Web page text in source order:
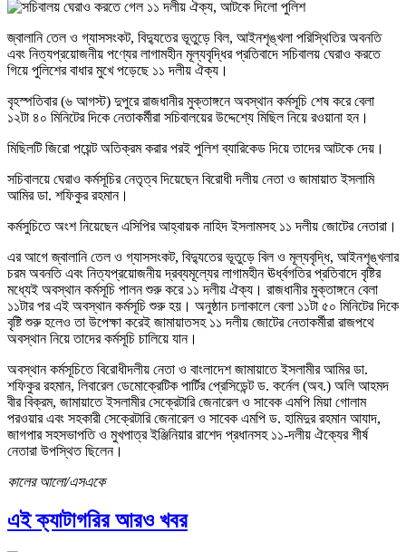
জ্বালানি তেল ও গ্যাসসংকট, বিদ্যুতের ভূতুড়ে বিল, আইনশৃঙ্খলা পরিস্থিতির অবনতি
এবং নিত্যপ্রয়োজনীয় পণ্যের লাগামহীন মূল্যবৃদ্ধির প্রতিবাদে সচিবালয় ঘেরাও করতে
গিয়ে পুলিশের বাধার মুখে পড়েছে ১১ দলীয় ঐক্য।
বৃহস্পতিবার (৬ আগস্ট) দুপুরে রাজধানীর মুক্তাঙ্গনে অবস্থান কর্মসূচি শেষ করে বেলা
১২টা ৪০ মিনিটের দিকে নেতাকর্মীরা সচিবালয়ের উদ্দেশ্যে মিছিল নিয়ে রওয়ানা হন।
মিছিলটি জিরো পয়েন্ট অতিক্রম করার পরই পুলিশ ব্যারিকেড দিয়ে তাদের আটকে দেয়।
সচিবালয়ে ঘেরাও কর্মসূচির নেতৃত্ব দিয়েছেন বিরোধী দলীয় নেতা ও জামায়াত ইসলামি
আমির ডা. শফিকুর রহমান।
কর্মসুচিতে অংশ নিয়েছেন এসিপির আহ্বায়ক নাহিদ ইসলামসহ ১১ দলীয় জোটের নেতারা।
এর আগে জ্বালানি তেল ও গ্যাসসংকট, বিদ্যুতের ভূতুড়ে বিল ও মূল্যবৃদ্ধি, আইনশৃঙ্খলার
চরম অবনতি এবং নিত্যপ্রয়োজনীয় দ্রব্যমূল্যের লাগামহীন ঊর্ধ্বগতির প্রতিবাদে বৃষ্টির
মধ্যেই অবস্থান কর্মসূচি পালন শুরু করে ১১ দলীয় ঐক্য। রাজধানীর মুক্তাঙ্গনে বেলা
১১টার পর এই অবস্থান কর্মসূচি শুরু হয়। অনুষ্ঠান চলাকালে বেলা ১১টা ৫০ মিনিটের দিকে
বৃষ্টি শুরু হলেও তা উপেক্ষা করেই জামায়াতসহ ১১ দলীয় জোটের নেতাকর্মীরা রাজপথে
অবস্থান নিয়ে তাদের কর্মসূচি চালিয়ে যান।
অবস্থান কর্মসূচিতে বিরোধীদলীয় নেতা ও বাংলাদেশ জামায়াতে ইসলামীর আমির ডা.
শফিকুর রহমান, লিবারেল ডেমোক্রেটিক পার্টির প্রেসিডেন্ট ড. কর্নেল (অব.) অলি আহমদ
বীর বিক্রম, জামায়াতে ইসলামীর সেক্রেটারি জেনারেল ও সাবেক এমপি মিয়া গোলাম
পরওয়ার এবং সহকারী সেক্রেটারি জেনারেল ও সাবেক এমপি ড. হামিদুর রহমান আযাদ,
জাগপার সহসভাপতি ও মুখপাত্র ইঞ্জিনিয়ার রাশেদ প্রধানসহ ১১-দলীয় ঐক্যের শীর্ষ
নেতারা উপস্থিত ছিলেন।
কালের আলো/এসএকে
এই ক্যাটাগরির আরও খবর